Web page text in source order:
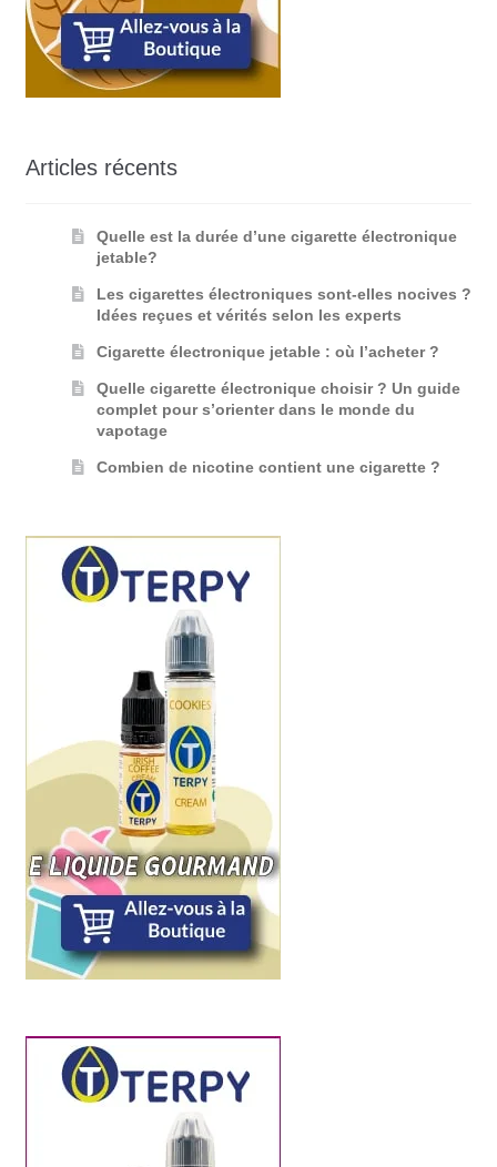
Articles récents
Quelle est la durée d’une cigarette électronique
jetable?
Les cigarettes électroniques sont-elles nocives ?
Idées reçues et vérités selon les experts
Cigarette électronique jetable : où l’acheter ?
Quelle cigarette électronique choisir ? Un guide
complet pour s’orienter dans le monde du
vapotage
Combien de nicotine contient une cigarette ?